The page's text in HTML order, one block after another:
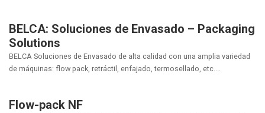
BELCA: Soluciones de Envasado – Packaging
Solutions
BELCA Soluciones de Envasado de alta calidad con una amplia variedad
de máquinas: flow pack, retráctil, enfajado, termosellado, etc....
Flow-pack NF